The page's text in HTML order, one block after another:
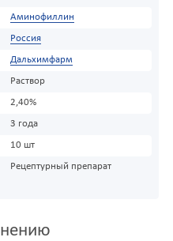
Аминофиллин
Россия
Дальхимфарм
Раствор
2,40%
3 года
10 шт
Рецептурный препарат